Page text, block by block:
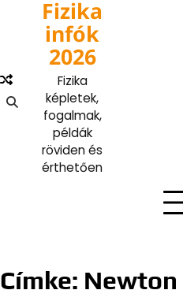
content
Fizika
infók
2026
Fizika
képletek,
fogalmak,
példák
röviden és
érthetően
Címke: Newton